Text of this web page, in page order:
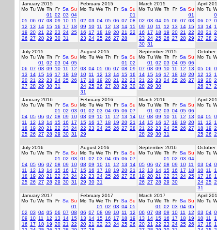
January 2015
Mo Tu We Th Fr Sa Su
01
02 03 04
05 06 07 08 09 10 11
12
13 14 15 16 17
18
19 20 21 22 23 24 25
26 27 28 29 30 31
February 2015
Mo Tu We Th Fr Sa Su
01
02 03 04 05 06 07 08
09
10 11 12 13 14 15
16
17 18 19 20 21
22
23 24 25 26 27 28
March 2015
Mo Tu We Th Fr Sa Su
01
02 03 04 05 06 07 08
09
10 11 12 13 14 15
16
17 18 19 20 21
22
23 24 25 26 27 28 29
30 31
April
Mo Tu
06 07
13
14
20 21
27 28
July 2015
Mo Tu We Th Fr Sa Su
01
02 03 04 05
06 07 08 09 10 11
12
13
14 15 16 17 18
19
20 21 22 23 24 25 26
27 28 29 30 31
August 2015
Mo Tu We Th Fr Sa Su
01
02
03 04 05 06 07 08 09
10 11 12 13 14 15 16
17
18 19 20 21 22 23
24 25 26 27 28 29 30
31
September 2015
Mo Tu We Th Fr Sa Su
01
02 03 04 05 06
07 08 09 10 11 12
13
14 15 16 17 18 19 20
21
22 23 24 25 26 27
28 29 30
October
Mo Tu
05 06
12
13
19 20
26 27
January 2016
Mo Tu We Th Fr Sa Su
01
02 03
04 05 06 07 08 09
10
11
12 13 14 15 16
17
18
19 20 21 22 23 24
25 26 27 28 29 30 31
February 2016
Mo Tu We Th Fr Sa Su
01
02 03 04 05 06 07
08 09 10 11 12 13
14
15 16 17 18 19 20 21
22 23 24 25 26 27 28
29
March 2016
Mo Tu We Th Fr Sa Su
01
02 03 04 05 06
07 08 09 10 11 12
13
14 15 16 17 18 19 20
21
22 23 24 25 26 27
28 29 30 31
April
Mo Tu
04 05
11
12
18
19
25 26
July 2016
Mo Tu We Th Fr Sa Su
01
02 03
04 05 06 07 08 09
10
11
12 13 14 15 16
17
18
19 20 21 22 23 24
25 26 27 28 29 30 31
August 2016
Mo Tu We Th Fr Sa Su
01
02 03 04 05 06 07
08 09 10 11 12 13
14
15 16 17 18 19 20 21
22 23 24 25 26 27 28
29 30 31
September 2016
Mo Tu We Th Fr Sa Su
01
02 03 04
05 06 07 08 09 10 11
12
13 14 15 16 17
18
19 20 21 22 23 24 25
26 27 28 29 30
October
Mo Tu
03 04
10 11
17
18
24 25
31
January 2017
Mo Tu We Th Fr Sa Su
01
02 03 04 05 06 07 08
09
10 11 12 13 14 15
16
17 18 19 20 21
22
February 2017
Mo Tu We Th Fr Sa Su
01
02 03 04 05
06 07 08 09 10 11
12
13
14 15 16 17 18
19
20 21 22 23 24 25 26
March 2017
Mo Tu We Th Fr Sa Su
01
02 03 04 05
06 07 08 09 10 11
12
13
14 15 16 17 18
19
20 21 22 23 24 25 26
April
Mo Tu
03 04
10 11
17
18